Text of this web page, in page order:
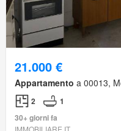
21.000 €
Appartamento a 00013,
2
1
30+ giorni fa